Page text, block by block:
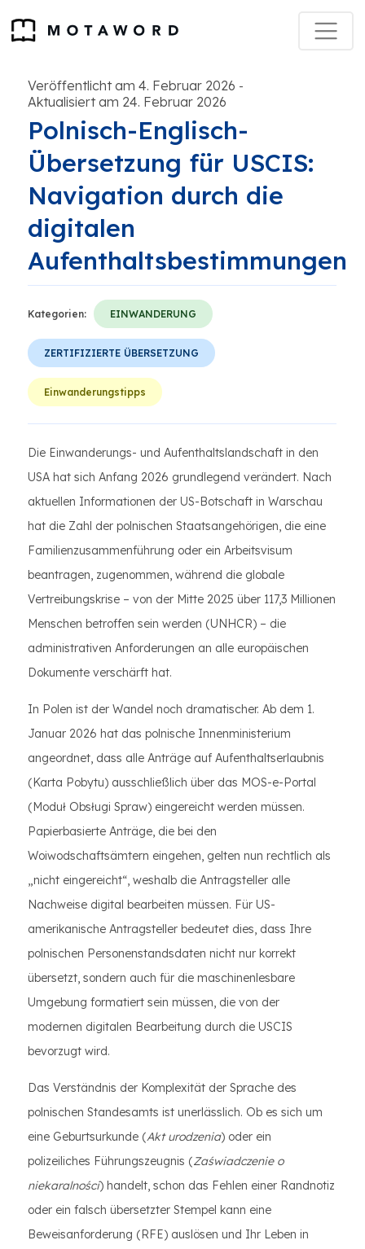
Veröffentlicht am 4. Februar 2026 -
Aktualisiert am 24. Februar 2026
Polnisch-Englisch-
Übersetzung für USCIS:
Navigation durch die
digitalen
Aufenthaltsbestimmungen
Kategorien: EINWANDERUNG
ZERTIFIZIERTE ÜBERSETZUNG
Einwanderungstipps
Die Einwanderungs- und Aufenthaltslandschaft in den
USA hat sich Anfang 2026 grundlegend verändert. Nach
aktuellen Informationen der US-Botschaft in Warschau
hat die Zahl der polnischen Staatsangehörigen, die eine
Familienzusammenführung oder ein Arbeitsvisum
beantragen, zugenommen, während die globale
Vertreibungskrise – von der Mitte 2025 über 117,3 Millionen
Menschen betroffen sein werden (UNHCR) – die
administrativen Anforderungen an alle europäischen
Dokumente verschärft hat.
In Polen ist der Wandel noch dramatischer. Ab dem 1.
Januar 2026 hat das polnische Innenministerium
angeordnet, dass alle Anträge auf Aufenthaltserlaubnis
(Karta Pobytu) ausschließlich über das MOS-e-Portal
(Moduł Obsługi Spraw) eingereicht werden müssen.
Papierbasierte Anträge, die bei den
Woiwodschaftsämtern eingehen, gelten nun rechtlich als
„nicht eingereicht“, weshalb die Antragsteller alle
Nachweise digital bearbeiten müssen. Für US-
amerikanische Antragsteller bedeutet dies, dass Ihre
polnischen Personenstandsdaten nicht nur korrekt
übersetzt, sondern auch für die maschinenlesbare
Umgebung formatiert sein müssen, die von der
modernen digitalen Bearbeitung durch die USCIS
bevorzugt wird.
Das Verständnis der Komplexität der Sprache des
polnischen Standesamts ist unerlässlich. Ob es sich um
eine Geburtsurkunde (Akt urodzenia) oder ein
polizeiliches Führungszeugnis (Zaświadczenie o
niekaralności) handelt, schon das Fehlen einer Randnotiz
oder ein falsch übersetzter Stempel kann eine
Beweisanforderung (RFE) auslösen und Ihr Leben in